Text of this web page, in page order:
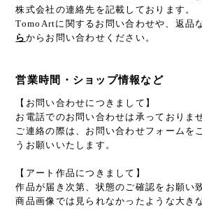
株式会社の連絡先を記載しております。
TomoArtに関するお問い合わせや、返品
ら からお問い合わせください。
営業時間・ショップ情報など
【お問い合わせにつきまして】
お電話でのお問い合わせは承っておりま
ご連絡の際は、お問い合わせフォームを
うお願いいたします。
【アート作品につきまして】
作品が届き次第、状態のご確認をお願い
商品画像では見られなかったような大き